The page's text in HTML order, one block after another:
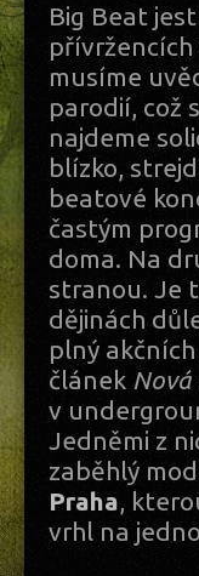
Big Beat
musíme
parodií, což
najdeme
blízko,
beatové
častým
doma. Na
stranou. Je
dějinách
plný
článek Nová
v
Jedněmi z
zaběhlý
Praha,
vrhl na